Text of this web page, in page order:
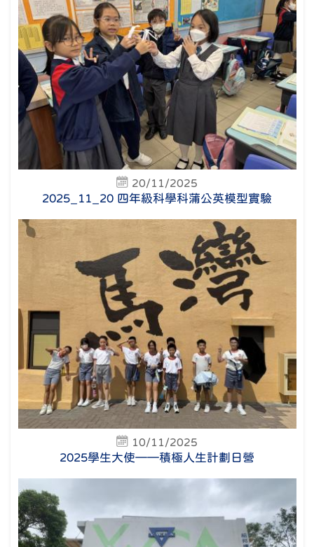
20/11/2025
2025_11_20 四年級科學科蒲公英模型實驗
10/11/2025
2025學生大使——積極人生計劃日營